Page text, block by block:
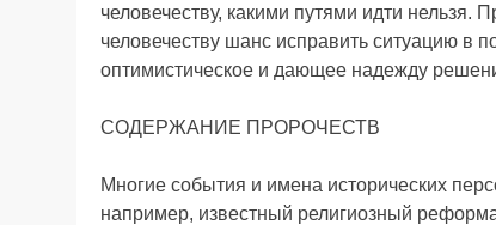
человечеству, какими путями идти нельзя.
человечеству шанс исправить ситуацию в
оптимистическое и дающее надежду
СОДЕРЖАНИЕ ПРОРОЧЕСТВ
Многие события и имена исторических
например, известный религиозный